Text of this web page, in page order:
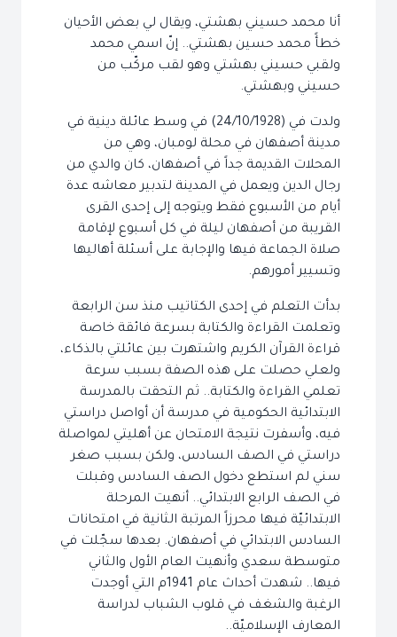
أنا محمد حسيني بهشتي، ويقال لي بعض الأحيان
خطأً محمد حسين بهشتي.. إنّ اسمي محمد
ولقبي حسيني بهشتي وهو لقب مركّب من
حسيني وبهشتي.
ولدت في (24/10/1928) في وسط عائلة دينية في
مدينة أصفهان في محلة لومبان، وهي من
المحلات القديمة جداً في أصفهان، كان والدي من
رجال الدين ويعمل في المدينة لتدبير معاشه عدة
أيام من الأسبوع فقط ويتوجه إلى إحدى القرى
القريبة من أصفهان ليلة في كل أسبوع لإقامة
صلاة الجماعة فيها والإجابة على أسئلة أهاليها
وتسيير أمورهم.
بدأت التعلم في إحدى الكتاتيب منذ سن الرابعة
وتعلمت القراءة والكتابة بسرعة فائقة خاصة
قراءة القرآن الكريم واشتهرت بين عائلتي بالذكاء،
ولعلي حصلت على هذه الصفة بسبب سرعة
تعلمي القراءة والكتابة.. ثم التحقت بالمدرسة
الابتدائية الحكومية في مدرسة أن أواصل دراستي
فيه، وأسفرت نتيجة الامتحان عن أهليتي لمواصلة
دراستي في الصف السادس، ولكن بسبب صغر
سني لم استطع دخول الصف السادس وقبلت
في الصف الرابع الابتدائي.. أنهيت المرحلة
الابتدائيّة فيها محرزاً المرتبة الثانية في امتحانات
السادس الابتدائي في أصفهان. بعدها سجّلت في
متوسطة سعدي وأنهيت العام الأول والثاني
فيها.. شهدت أحداث عام 1941م التي أوجدت
الرغبة والشغف في قلوب الشباب لدراسة
المعارف الإسلاميّة..